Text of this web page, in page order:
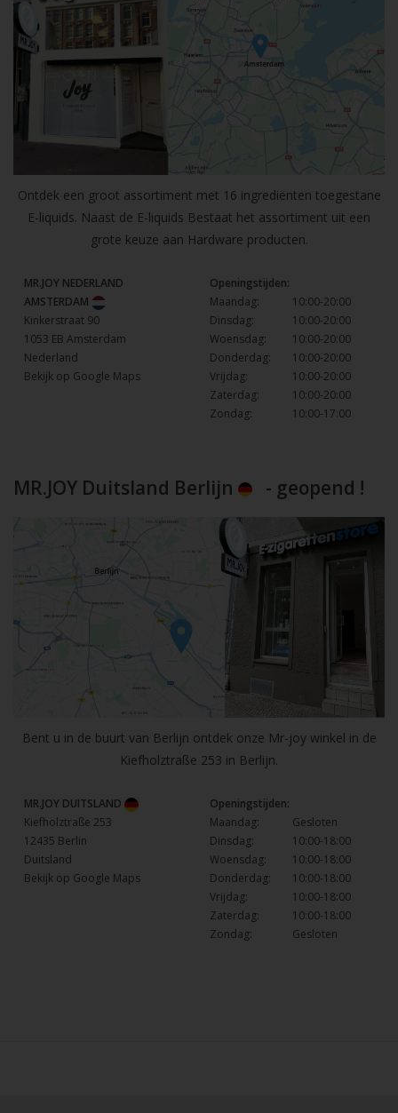
Ontdek een groot assortiment met 16 ingrediënten toegestane
E-liquids. Naast de E-liquids Bestaat het assortiment uit een
grote keuze aan Hardware producten.
MR.JOY NEDERLAND
AMSTERDAM
Kinkerstraat 90
1053 EB Amsterdam
Nederland
Bekijk op Google Maps
Openingstijden:
Maandag:
10:00-20:00
Dinsdag:
10:00-20:00
Woensdag:
10:00-20:00
Donderdag:
10:00-20:00
Vrijdag:
10:00-20:00
Zaterdag:
10:00-20:00
Zondag:
10:00-17:00
MR.JOY Duitsland Berlijn - geopend !
Bent u in de buurt van Berlijn ontdek onze Mr-joy winkel in de
Kiefholztraße 253 in Berlijn.
MR.JOY DUITSLAND
Kiefholztraße 253
12435 Berlin
Duitsland
Bekijk op Google Maps
Openingstijden:
Maandag:
Gesloten
Dinsdag:
10:00-18:00
Woensdag:
10:00-18:00
Donderdag:
10:00-18:00
Vrijdag:
10:00-18:00
Zaterdag:
10:00-18:00
Zondag:
Gesloten